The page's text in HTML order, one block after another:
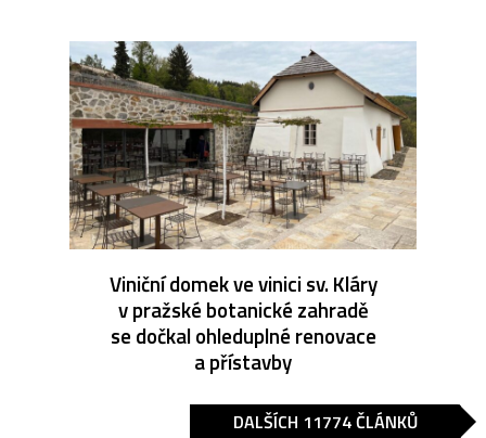
Viniční domek ve vinici sv. Kláry
v pražské botanické zahradě
se dočkal ohleduplné renovace
a přístavby
DALŠÍCH 11774 ČLÁNKŮ